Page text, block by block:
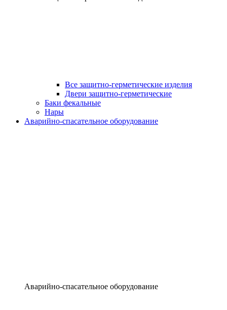
Все защитно-герметические изделия
Двери защитно-герметические
Баки фекальные
Нары
Аварийно-спасательное оборудование
Аварийно-спасательное оборудование